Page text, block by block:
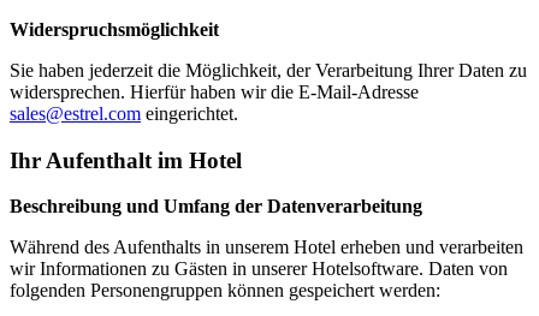
Widerspruchsmöglichkeit
Sie haben jederzeit die Möglichkeit, der Verarbeitung Ihrer Daten zu
widersprechen. Hierfür haben wir die E-Mail-Adresse
sales@estrel.com eingerichtet.
Ihr Aufenthalt im Hotel
Beschreibung und Umfang der Datenverarbeitung
Während des Aufenthalts in unserem Hotel erheben und verarbeiten
wir Informationen zu Gästen in unserer Hotelsoftware. Daten von
folgenden Personengruppen können gespeichert werden: